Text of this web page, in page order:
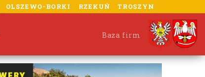
OLSZEWO-BORKI RZEKUŃ TROSZYN
Baza firm